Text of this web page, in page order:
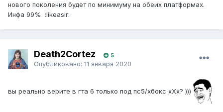
нового поколения будет по минимуму на обеих платформах.
Инфа 99% :likeasir:
Death2Cortez 5
Опубликовано: 11 января 2020
вы реально верите в гта 6 только под пс5/хбокс хХх? )))